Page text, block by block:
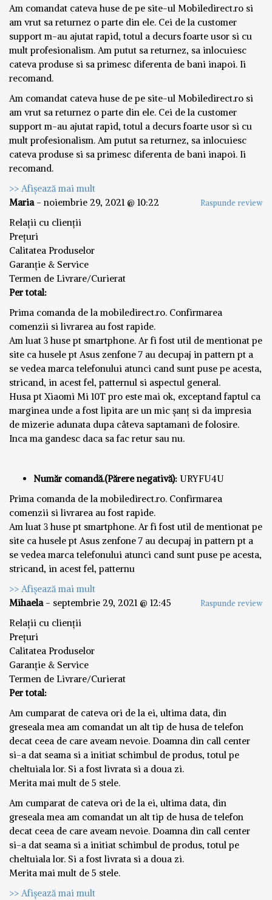
Am comandat cateva huse de pe site-ul Mobiledirect.ro si
am vrut sa returnez o parte din ele. Cei de la customer
support m-au ajutat rapid, totul a decurs foarte usor si cu
mult profesionalism. Am putut sa returnez, sa inlocuiesc
cateva produse si sa primesc diferenta de bani inapoi. Ii
recomand.
Am comandat cateva huse de pe site-ul Mobiledirect.ro si
am vrut sa returnez o parte din ele. Cei de la customer
support m-au ajutat rapid, totul a decurs foarte usor si cu
mult profesionalism. Am putut sa returnez, sa inlocuiesc
cateva produse si sa primesc diferenta de bani inapoi. Ii
recomand.
>> Afișează mai mult
Maria- noiembrie 29, 2021 @ 10:22 Raspunde review
Relații cu clienții
Prețuri
Calitatea Produselor
Garanție & Service
Termen de Livrare/Curierat
Per total:
Prima comanda de la mobiledirect.ro. Confirmarea
comenzii si livrarea au fost rapide.
Am luat 3 huse pt smartphone. Ar fi fost util de mentionat pe
site ca husele pt Asus zenfone 7 au decupaj in pattern pt a
se vedea marca telefonului atunci cand sunt puse pe acesta,
stricand, in acest fel, patternul si aspectul general.
Husa pt Xiaomi Mi 10T pro este mai ok, exceptand faptul ca
marginea unde a fost lipita are un mic șanț si da impresia
de mizerie adunata dupa câteva saptamani de folosire.
Inca ma gandesc daca sa fac retur sau nu.
Număr comandă.(Părere negativă): URYFU4U
Prima comanda de la mobiledirect.ro. Confirmarea
comenzii si livrarea au fost rapide.
Am luat 3 huse pt smartphone. Ar fi fost util de mentionat pe
site ca husele pt Asus zenfone 7 au decupaj in pattern pt a
se vedea marca telefonului atunci cand sunt puse pe acesta,
stricand, in acest fel, patternu
>> Afișează mai mult
Mihaela- septembrie 29, 2021 @ 12:45 Raspunde review
Relații cu clienții
Prețuri
Calitatea Produselor
Garanție & Service
Termen de Livrare/Curierat
Per total:
Am cumparat de cateva ori de la ei, ultima data, din
greseala mea am comandat un alt tip de husa de telefon
decat ceea de care aveam nevoie. Doamna din call center
si-a dat seama si a initiat schimbul de produs, totul pe
cheltuiala lor. Si a fost livrata si a doua zi.
Merita mai mult de 5 stele.
Am cumparat de cateva ori de la ei, ultima data, din
greseala mea am comandat un alt tip de husa de telefon
decat ceea de care aveam nevoie. Doamna din call center
si-a dat seama si a initiat schimbul de produs, totul pe
cheltuiala lor. Si a fost livrata si a doua zi.
Merita mai mult de 5 stele.
>> Afișează mai mult